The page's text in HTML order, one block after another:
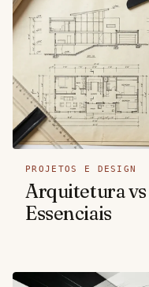
PROJETOS E DESIGN
Arquitetura
Essenciais